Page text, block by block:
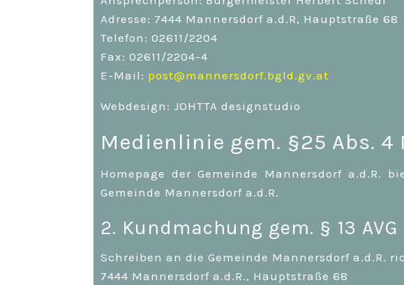
Adresse: 7444 Mannersdorf a.d.R, Hauptstraße 68
Telefon: 02611/2204
Fax: 02611/2204-4
E-Mail: post@mannersdorf.bgld.gv.at
Webdesign: JOHTTA designstudio
Medienlinie gem. §25 Abs. 4
Homepage der Gemeinde Mannersdorf a.d.R.
Gemeinde Mannersdorf a.d.R.
2. Kundmachung gem. § 13 AVG
Schreiben an die Gemeinde Mannersdorf a.d.R.
7444 Mannersdorf a.d.R., Hauptstraße 68